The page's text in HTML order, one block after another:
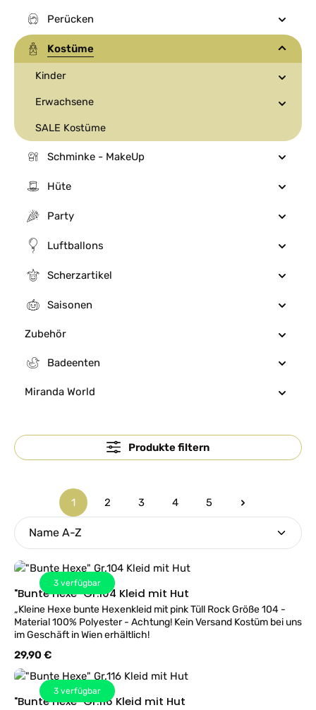
Perücken
Kostüme
Kinder
Erwachsene
SALE Kostüme
Schminke - MakeUp
Hüte
Party
Luftballons
Scherzartikel
Saisonen
Zubehör
Badeenten
Miranda World
Produkte filtern
Seite
1
Seite
2
Seite
3
Seite
4
Seite
5
3 verfügbar
"Bunte Hexe" Gr.104 Kleid mit Hut
„Kleine Hexe bunte Hexenkleid mit pink Tüll Rock Größe 104 -
Material 100% Polyester - Achtung! Kein Versand Kostüm bei uns
im Geschäft in Wien erhältlich!
Regulärer Preis:
29,90 €
3 verfügbar
"Bunte Hexe" Gr.116 Kleid mit Hut